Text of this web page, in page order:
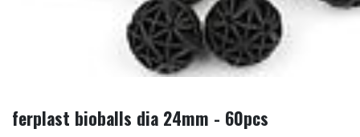
ferplast bioballs dia 24mm - 60pcs